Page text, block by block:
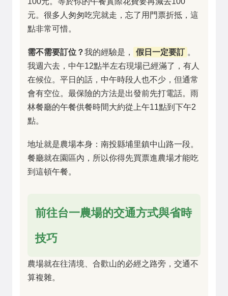
元。很多人匆匆吃完就走，忘了用門票折抵，這
點非常可惜。
需不需要訂位？我的經驗是， 假日一定要訂 。
我週六去，中午12點半左右現場已經滿了，有人
在候位。平日的話，中午時段人也不少，但通常
會有空位。最保險的方法是出發前先打電話。雨
林餐廳的午餐供餐時間大約從上午11點到下午2
點。
地址就是農場本身：南投縣埔里鎮中山路一段。
餐廳就在園區內，所以你得先買票進農場才能吃
到這頓午餐。
前往台一農場的交通方式與省時
技巧
農場就在往清境、合歡山的必經之路旁，交通不
算複雜。